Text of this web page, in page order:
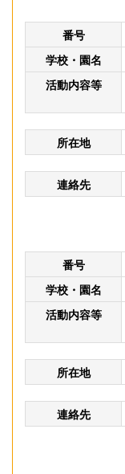
番号
学校・園名
活動内容等
所在地
連絡先
番号
学校・園名
活動内容等
所在地
連絡先